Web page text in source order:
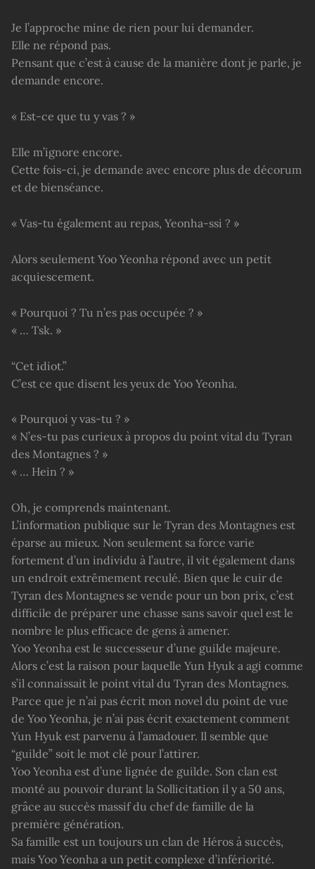
Je l’approche mine de rien pour lui demander.
Elle ne répond pas.
Pensant que c’est à cause de la manière dont je parle, je
demande encore.
« Est-ce que tu y vas ? »
Elle m’ignore encore.
Cette fois-ci, je demande avec encore plus de décorum
et de bienséance.
« Vas-tu également au repas, Yeonha-ssi ? »
Alors seulement Yoo Yeonha répond avec un petit
acquiescement.
« Pourquoi ? Tu n’es pas occupée ? »
« … Tsk. »
“Cet idiot.”
C’est ce que disent les yeux de Yoo Yeonha.
« Pourquoi y vas-tu ? »
« N’es-tu pas curieux à propos du point vital du Tyran
des Montagnes ? »
« … Hein ? »
Oh, je comprends maintenant.
L’information publique sur le Tyran des Montagnes est
éparse au mieux. Non seulement sa force varie
fortement d’un individu à l’autre, il vit également dans
un endroit extrêmement reculé. Bien que le cuir de
Tyran des Montagnes se vende pour un bon prix, c’est
difficile de préparer une chasse sans savoir quel est le
nombre le plus efficace de gens à amener.
Yoo Yeonha est le successeur d’une guilde majeure.
Alors c’est la raison pour laquelle Yun Hyuk a agi comme
s’il connaissait le point vital du Tyran des Montagnes.
Parce que je n’ai pas écrit mon novel du point de vue
de Yoo Yeonha, je n’ai pas écrit exactement comment
Yun Hyuk est parvenu à l’amadouer. Il semble que
“guilde” soit le mot clé pour l’attirer.
Yoo Yeonha est d’une lignée de guilde. Son clan est
monté au pouvoir durant la Sollicitation il y a 50 ans,
grâce au succès massif du chef de famille de la
première génération.
Sa famille est un toujours un clan de Héros à succès,
mais Yoo Yeonha a un petit complexe d’infériorité.